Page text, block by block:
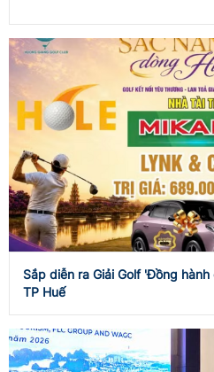
Sắp diễn ra Giải Golf 'Đồng
TP Huế